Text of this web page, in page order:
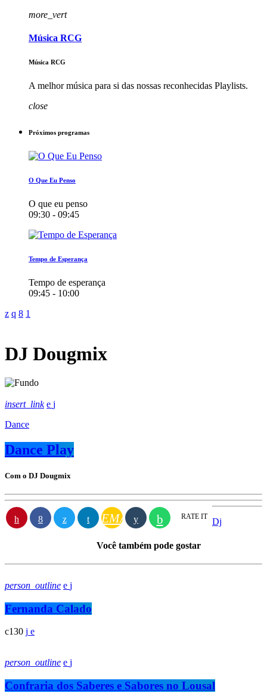
more_vert
Música RCG
Música RCG
A melhor música para si das nossas reconhecidas Playlists.
close
Próximos programas
O Que Eu Penso
O que eu penso
09:30 - 09:45
Tempo de Esperança
Tempo de esperança
09:45 - 10:00
DJ Dougmix
insert_link
Dance
Dance Play
Com o DJ Dougmix
EMAIL RATE IT Dj
Você também pode gostar
person_outline
Fernanda Calado
130
person_outline
Confraria dos Saberes e Sabores no Lousal